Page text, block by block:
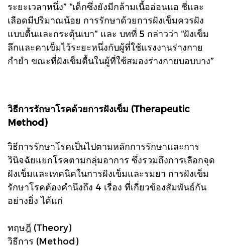
ระยะเวลาหนึ่ง” “เด็กซึ่งยังมีกล้ามเนื้ออ่อนแอ ชี่และ
เลือดมีปริมาณน้อย การรักษาด้วยการฝังเข็มควรฝัง
แบบตื้นและกระตุ้นเบา” และ บทที่ 5 กล่าวว่า “ฝังเข็ม
ลึกและคาเข็มไว้ระยะหนึ่งกับผู้ที่ใช้แรงงานร่างกาย
กำยำ ขณะที่ฝังเข็มตื้นในผู้ที่ใช้สมองร่างกายบอบบาง”
วิธีการรักษาโรคด้วยการฝังเข็ม (Therapeutic
Method)
วิธีการรักษาโรคเป็นไปตามหลักการรักษาและการ
วินิจฉัยแยกโรคตามกลุ่มอาการ ซึ่งรวมถึงการเลือกจุด
ฝังเข็มและเทคนิคในการฝังเข็มและรมยา การฝังเข็ม
รักษาโรคต้องคำนึงถึง 4 เรื่อง ที่เกี่ยวข้องสัมพันธ์กัน
อย่างยิ่ง ได้แก่
ทฤษฎี (Theory)
วิธีการ (Method)